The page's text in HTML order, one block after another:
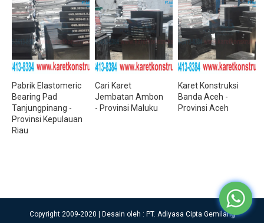
Pabrik Elastomeric
Bearing Pad
Tanjungpinang -
Provinsi Kepulauan
Riau
Cari Karet
Jembatan Ambon
- Provinsi Maluku
Karet Konstruksi
Banda Aceh -
Provinsi Aceh
Copyright 2009-2020 | Desain oleh : PT. Adiyasa Cipta Gemilang